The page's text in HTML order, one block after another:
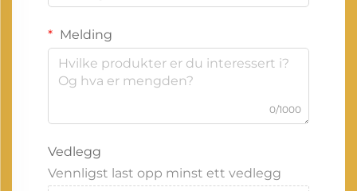
Melding
0/1000
Vedlegg
Vennligst last opp minst ett vedlegg